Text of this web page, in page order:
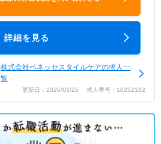
詳細を見る
株式会社ベネッセスタイルケアの求人一
覧
更新日：2026/03/26 求人番号：10252182